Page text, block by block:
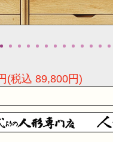
(税込 89,800円)